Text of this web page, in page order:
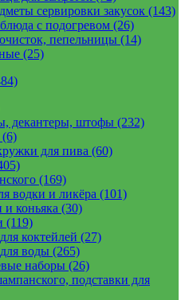
сервировки закусок (143)
с подогревом (26)
пепельницы (14)
(25)
декантеры, штофы (232)
для пива (60)
(169)
водки и ликёра (101)
коньяка (30)
(119)
коктейлей (27)
воды (265)
наборы (26)
подставки для